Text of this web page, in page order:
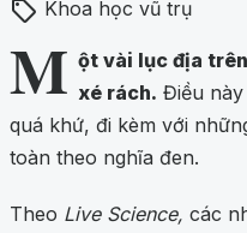
sell Khoa học vũ trụ
M ột vài lục địa
xé rách. Điều
quá khứ, đi kèm với
toàn theo nghĩa đen.
Theo Live Science, các